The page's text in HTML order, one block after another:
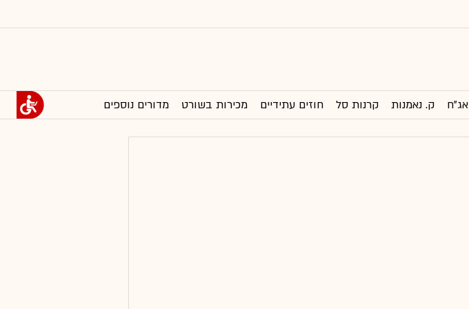
אג"ח ק. נאמנות קרנות סל חוזים עתידיים מכירות בשורט מדורים נוספים